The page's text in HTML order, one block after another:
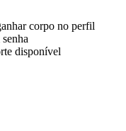
corpo no perfil
disponível